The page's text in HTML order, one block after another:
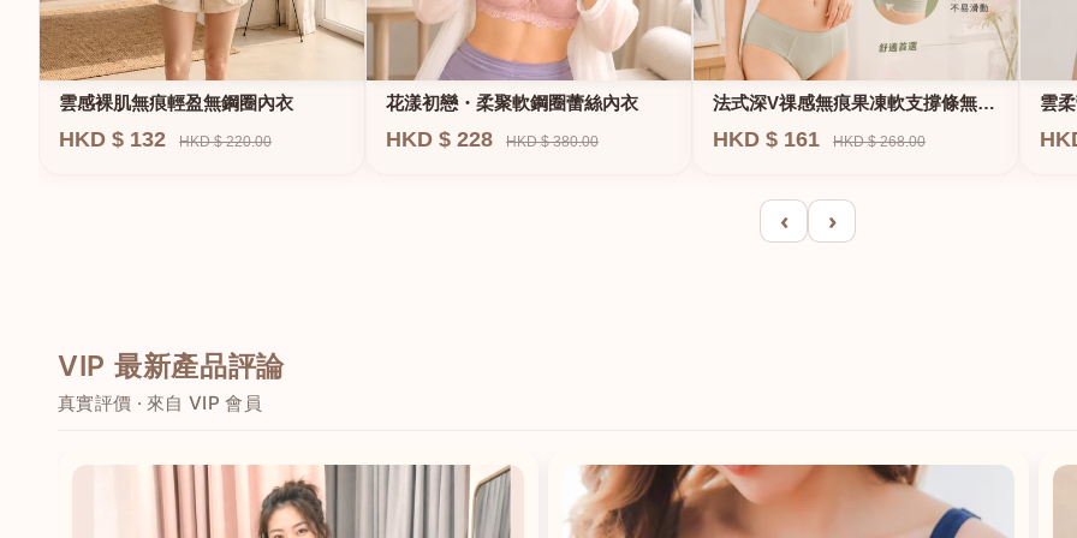
雲感裸肌無痕輕盈無鋼圈內衣
HKD $ 132 HKD $ 220.00
花漾初戀・柔聚軟鋼圈蕾絲內衣
HKD $ 228 HKD $ 380.00
法式深V祼感無痕果凍軟支撐條無鋼
圈內衣
HKD $ 161 HKD $ 268.00
雲
‹ ›
VIP 最新產品評論
真實評價 · 來自 VIP 會員